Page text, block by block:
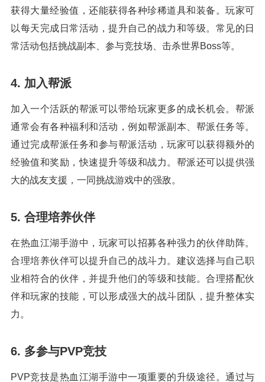
获得大量经验值，还能获得各种珍稀道具和装备。玩家可
以每天完成日常活动，提升自己的战力和等级。常见的日
常活动包括挑战副本、参与竞技场、击杀世界Boss等。
4. 加入帮派
加入一个活跃的帮派可以带给玩家更多的成长机会。帮派
通常会有各种福利和活动，例如帮派副本、帮派任务等。
通过完成帮派任务和参与帮派活动，玩家可以获得额外的
经验值和奖励，快速提升等级和战力。帮派还可以提供强
大的战友支援，一同挑战游戏中的强敌。
5. 合理培养伙伴
在热血江湖手游中，玩家可以招募各种强力的伙伴助阵。
合理培养伙伴可以提升自己的战斗力。建议选择与自己职
业相符合的伙伴，并提升他们的等级和技能。合理搭配伙
伴和玩家的技能，可以形成强大的战斗团队，提升整体实
力。
6. 多参与PVP竞技
PVP竞技是热血江湖手游中一项重要的升级途径。通过与